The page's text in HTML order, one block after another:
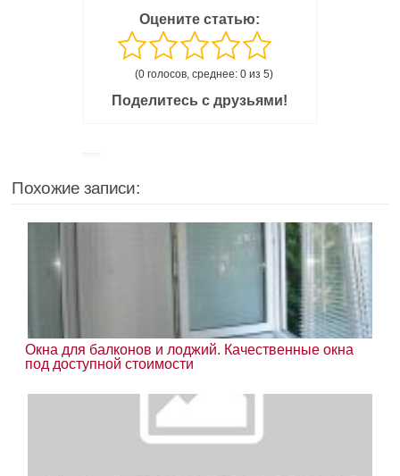
Оцените статью:
(0 голосов, среднее: 0 из 5)
Поделитесь с друзьями!
Похожие записи:
Окна для балконов и лоджий. Качественные окна
под доступной стоимости